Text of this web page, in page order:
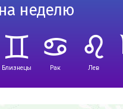
неделю
Близнецы Рак Лев